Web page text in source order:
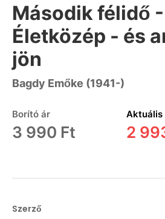
Második félidő -
Életközép - és
jön
Bagdy Emőke (1941-)
Borító ár
3 990 Ft
Aktuális
2
Szerző